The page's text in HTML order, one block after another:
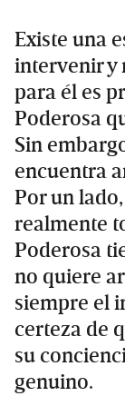
Existe una
intervenir y
para él es
Poderosa
Sin
encuentra
Por un
realmente
Poderosa
no quiere
siempre el
certeza de
su
genuino.